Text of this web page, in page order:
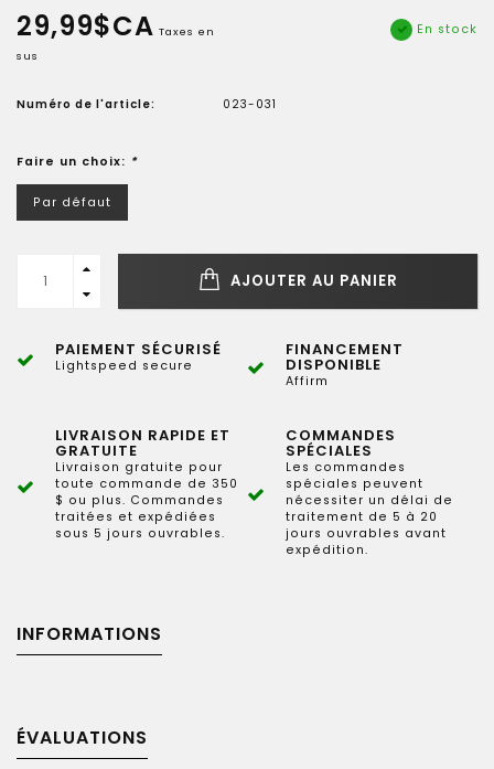
29,99$CA Taxes en
sus
En stock
Numéro de l'article: 023-031
Faire un choix: *
Par défaut
AJOUTER AU PANIER
PAIEMENT SÉCURISÉ
Lightspeed secure
FINANCEMENT
DISPONIBLE
Affirm
LIVRAISON RAPIDE ET
GRATUITE
Livraison gratuite pour
toute commande de 350
$ ou plus. Commandes
traitées et expédiées
sous 5 jours ouvrables.
COMMANDES
SPÉCIALES
Les commandes
spéciales peuvent
nécessiter un délai de
traitement de 5 à 20
jours ouvrables avant
expédition.
INFORMATIONS
ÉVALUATIONS